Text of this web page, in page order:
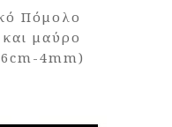
Πόμολο
μαύρο
4mm)